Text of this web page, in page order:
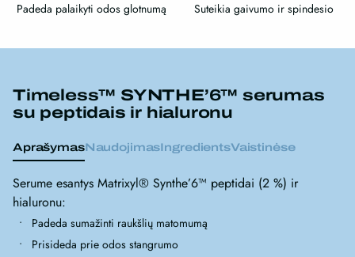
Padeda palaikyti odos glotnumą Suteikia gaivumo ir spindesio
Timeless™ SYNTHE’6™ serumas
su peptidais ir hialuronu
AprašymasNaudojimasIngredientsVaistinėse
Serume esantys Matrixyl® Synthe’6™ peptidai (2 %) ir
hialuronu:
Padeda sumažinti raukšlių matomumą
Prisideda prie odos stangrumo